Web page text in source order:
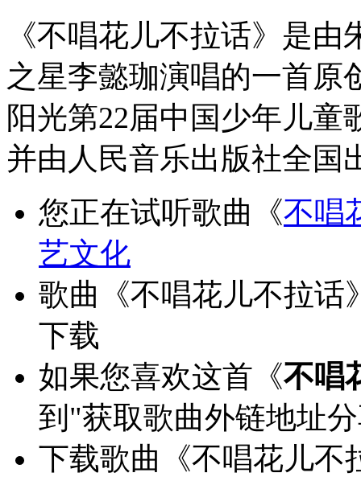
《不唱花儿不拉话》是
之星李懿珈演唱的一首原
阳光第22届中国少年儿
并由人民音乐出版社全国
您正在试听歌曲《不唱
艺文化
歌曲《不唱花儿不拉话
下载
如果您喜欢这首《不唱
到"获取歌曲外链地址
下载歌曲《不唱花儿不